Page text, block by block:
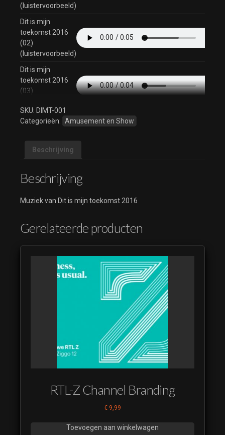
(luistervoorbeeld)
Dit is mijn
toekomst 2016
(02)
(luistervoorbeeld)
Dit is mijn
toekomst 2016
(03)
SKU: DIMT-001
Categorieën: Amusement en Show
Beschrijving
Beschrijving
Muziek van Dit is mijn toekomst 2016
Gerelateerde producten
RTL-Z Channel Branding
€ 9,99
Toevoegen aan winkelwagen